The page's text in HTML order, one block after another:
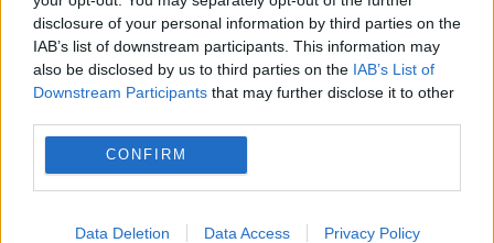
disclosure of your personal information by third parties on the
IAB’s list of downstream participants. This information may
also be disclosed by us to third parties on the IAB’s List of
Downstream Participants that may further disclose it to other
CONFIRM
Data Deletion Data Access Privacy Policy
dezvoltat etapizat pe parcursul mai multor
ani.
Metoda prin care afli online dacă ai
restanțe la taxe și impozite
Regula pe care mulți români din